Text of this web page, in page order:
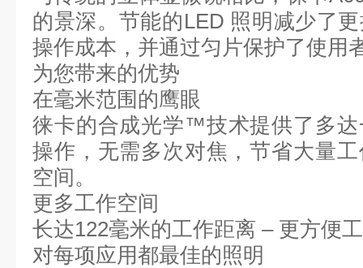
的景深。节能的LED 照明减少了
操作成本，并通过匀片保护了使用
为您带来的优势
在毫米范围的鹰眼
徕卡的合成光学™技术提供了多
操作，无需多次对焦，节省大量
空间。
更多工作空间
长达122毫米的工作距离 – 更方便
对每项应用都最佳的照明